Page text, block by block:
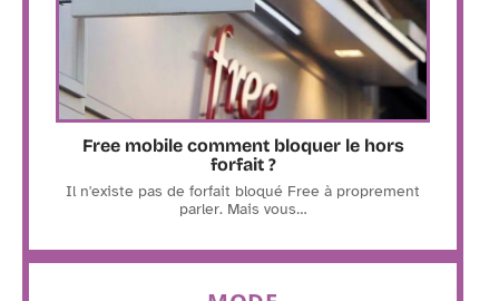
Free mobile comment bloquer le hors
forfait ?
Il n'existe pas de forfait bloqué Free à proprement
parler. Mais vous…